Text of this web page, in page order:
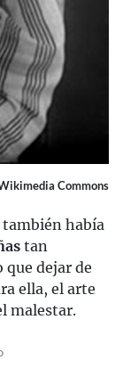
Commons
también había
tan
dejar de
ella, el arte
malestar.